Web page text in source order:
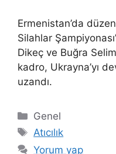
Ermenistan’da
Silahlar
Dikeç ve Buğra
kadro, Ukrayna’yı
uzandı.
Kategoriler
Genel
Etiketler
Atıcılık
Yorum yap